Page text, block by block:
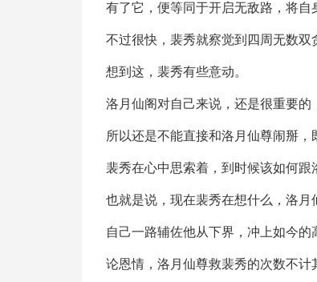
有了它，便等同于开启无敌路，将自
不过很快，裴秀就察觉到四周无数
想到这，裴秀有些意动。
洛月仙阁对自己来说，还是很重要的
所以还是不能直接和洛月仙尊闹掰，
裴秀在心中思索着，到时候该如何跟
也就是说，现在裴秀在想什么，洛月
自己一路辅佐他从下界，冲上如今的
论恩情，洛月仙尊救裴秀的次数不计